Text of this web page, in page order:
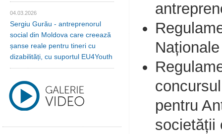
04.03.2026
Sergiu Gurău - antreprenorul
social din Moldova care creează
șanse reale pentru tineri cu
dizabilități, cu suportul EU4Youth
pentru
societății